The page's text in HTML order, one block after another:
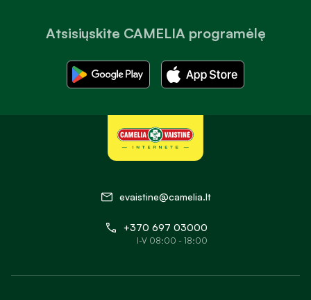
Atsisiųskite CAMELIA programėlę
evaistine@camelia.lt
+370 697 03000
I-V 08:00 - 18:00